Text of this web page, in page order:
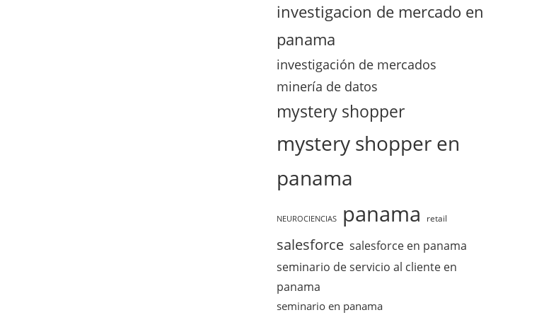
investigacion de mercado en
panama
investigación de mercados
minería de datos
mystery shopper
mystery shopper en
panama
NEUROCIENCIAS panama retail
salesforce salesforce en panama
seminario de servicio al cliente en
panama
seminario en panama